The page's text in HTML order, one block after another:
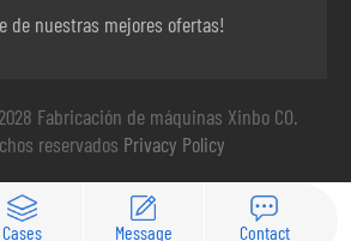
de nuestras mejores ofertas!
Fabricación de máquinas Xinbo CO.
reservados Privacy Policy
Cases Message Contact